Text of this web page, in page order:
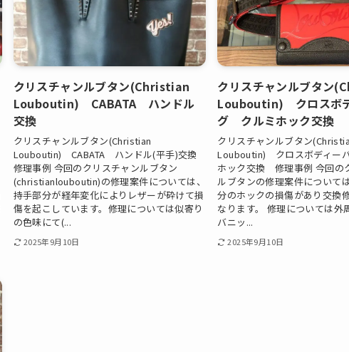
クリスチャンルブタン(Christian
Louboutin) CABATA ハンドル
交換
クリスチャンルブタン(Christian
Louboutin) CABATA ハンドル(平手)交換
修理事例 今回のクリスチャンルブタン
(christianlouboutin)の修理案件については、
持手部分が経年変化によりレザーが砕けて損
傷を起こしています。修理については似寄り
の色味にて(...
2025年9月10日
クリスチャンルブタン
Louboutin) クロスボ
グ クルミホック交換
クリスチャンルブタン
Louboutin) クロスボディー
ホック交換 修理事例 今回の
ルブタンの修理案件について
分のホックの損傷があり交換
なります。 修理については外
バニッ...
2025年9月10日